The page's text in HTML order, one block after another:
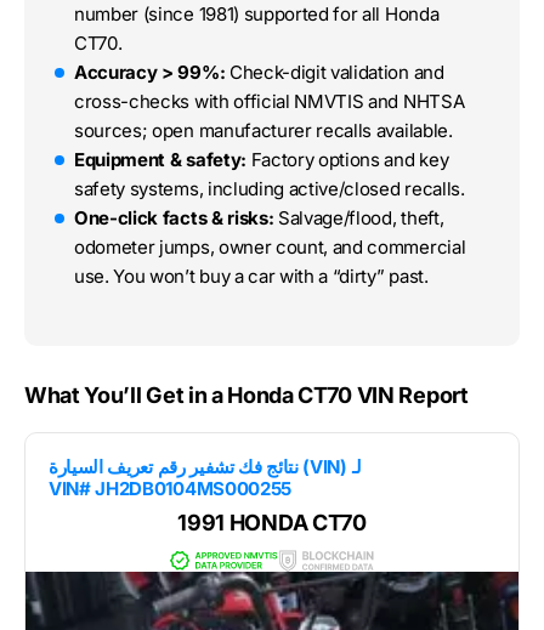
number (since 1981) supported for all Honda
CT70.
Accuracy > 99%: Check-digit validation and
cross-checks with official NMVTIS and NHTSA
sources; open manufacturer recalls available.
Equipment & safety: Factory options and key
safety systems, including active/closed recalls.
One-click facts & risks: Salvage/flood, theft,
odometer jumps, owner count, and commercial
use. You won’t buy a car with a “dirty” past.
What You’ll Get in a Honda CT70 VIN Report
نتائج فك تشفير رقم تعريف السيارة (VIN) لـ
VIN# JH2DB0104MS000255
1991 HONDA CT70